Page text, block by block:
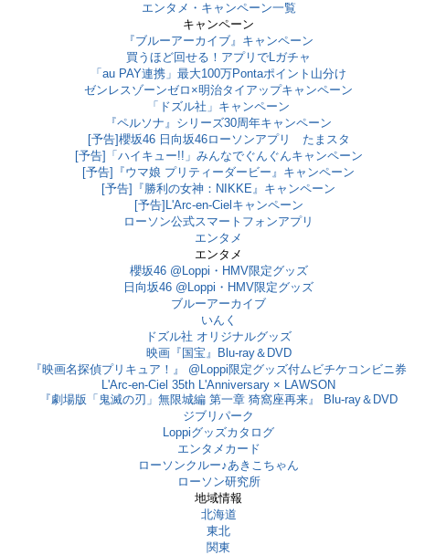
エンタメ・キャンペーン一覧
キャンペーン
『ブルーアーカイブ』キャンペーン
買うほど回せる！アプリでLガチャ
「au PAY連携」最大100万Pontaポイント山分け
ゼンレスゾーンゼロ×明治タイアップキャンペーン
「ドズル社」キャンペーン
『ペルソナ』シリーズ30周年キャンペーン
[予告]櫻坂46 日向坂46ローソンアプリ たまスタ
[予告]「ハイキュー!!」みんなでぐんぐんキャンペーン
[予告]『ウマ娘 プリティーダービー』キャンペーン
[予告]『勝利の女神：NIKKE』キャンペーン
[予告]L'Arc-en-Cielキャンペーン
ローソン公式スマートフォンアプリ
エンタメ
エンタメ
櫻坂46 @Loppi・HMV限定グッズ
日向坂46 @Loppi・HMV限定グッズ
ブルーアーカイブ
いんく
ドズル社 オリジナルグッズ
映画『国宝』Blu-ray＆DVD
『映画名探偵プリキュア！』 @Loppi限定グッズ付ムビチケコンビニ券
L'Arc-en-Ciel 35th L'Anniversary × LAWSON
『劇場版「鬼滅の刃」無限城編 第一章 猗窩座再来』 Blu-ray＆DVD
ジブリパーク
Loppiグッズカタログ
エンタメカード
ローソンクルー♪あきこちゃん
ローソン研究所
地域情報
北海道
東北
関東